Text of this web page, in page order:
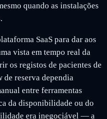
quando as instalações
SaaS para dar aos
vista em tempo real da
os registos de pacientes de
reserva dependia
entre ferramentas
da disponibilidade ou do
era inegociável — a